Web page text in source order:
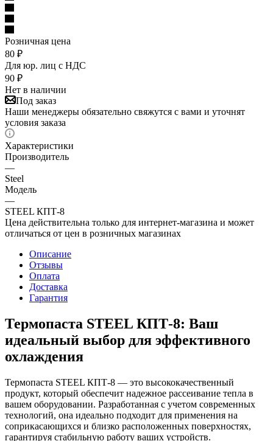
Розничная цена
80 ₽
Для юр. лиц c НДС
90 ₽
Нет в наличии
Под заказ
Наши менеджеры обязательно свяжутся с вами и уточнят
условия заказа
Характеристики
Производитель
—
Steel
Модель
—
STEEL КПТ-8
Цена действительна только для интернет-магазина и может
отличаться от цен в розничных магазинах
Описание
Отзывы
Оплата
Доставка
Гарантия
Термопаста STEEL КПТ-8: Ваш
идеальный выбор для эффективного
охлаждения
Термопаста STEEL КПТ-8 — это высококачественный
продукт, который обеспечит надежное рассеивание тепла в
вашем оборудовании. Разработанная с учетом современных
технологий, она идеально подходит для применения на
соприкасающихся и близко расположенных поверхностях,
гарантируя стабильную работу ваших устройств.